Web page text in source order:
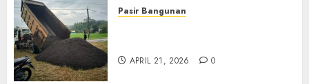
Pasir Bangunan
APRIL 21, 2026 0